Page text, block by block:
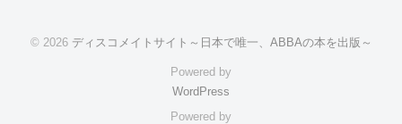
© 2026 ディスコメイトサイト～日本で唯一、ABBAの本を出版～
Powered by
WordPress
Powered by